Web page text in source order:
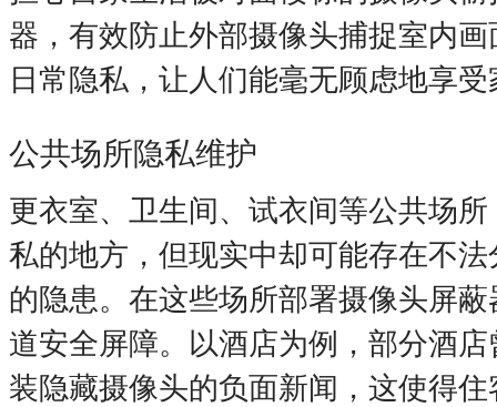
器，有效防止外部摄像头捕捉室内
日常隐私，让人们能毫无顾虑地享
公共场所隐私维护
更衣室、卫生间、试衣间等公共场
私的地方，但现实中却可能存在不
的隐患。在这些场所部署摄像头屏
道安全屏障。以酒店为例，部分酒
装隐藏摄像头的负面新闻，这使得